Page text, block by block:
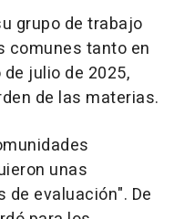
grupo de trabajo
comunes tanto en
julio de 2025,
de las materias.
unas
evaluación". De